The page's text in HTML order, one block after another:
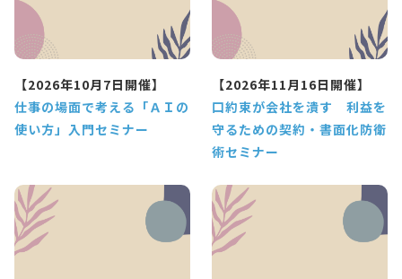
【2026年10月7日開催】
仕事の場面で考える「ＡＩの
使い方」入門セミナー
【2026年11月16日開催】
口約束が会社を潰す 利益を
守るための契約・書面化防衛
術セミナー